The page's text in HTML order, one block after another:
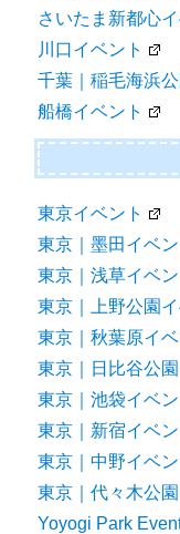
さいたま新都心
川口イベント
千葉｜稲毛海浜
船橋イベント
東京イベント
東京｜墨田イベン
東京｜浅草イベン
東京｜上野公園イ
東京｜秋葉原イベ
東京｜日比谷公
東京｜池袋イベン
東京｜新宿イベン
東京｜中野イベン
東京｜代々木公
Yoyogi Park